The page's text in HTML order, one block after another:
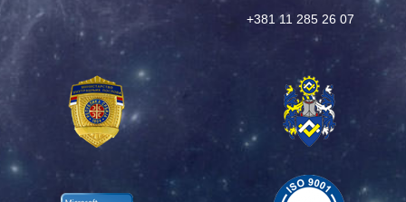
+381 11 285 26 07